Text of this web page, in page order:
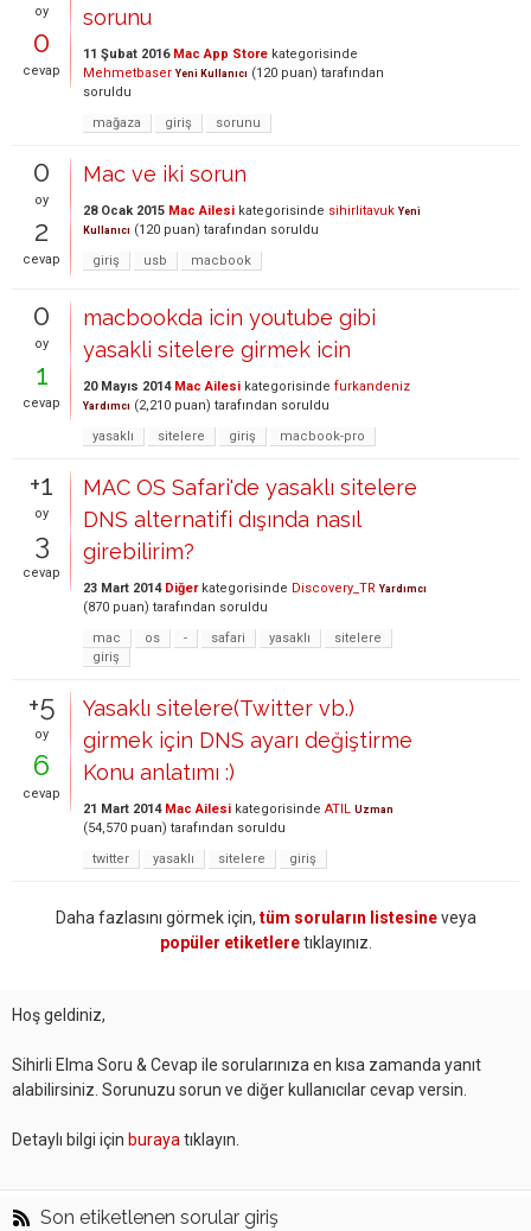
oy
0
cevap
sorunu
11 Şubat 2016 Mac App Store kategorisinde
Mehmetbaser Yeni Kullanıcı (120 puan) tarafından
soruldu
mağaza
giriş sorunu
0
oy
2
cevap
Mac ve iki sorun
28 Ocak 2015 Mac Ailesi kategorisinde sihirlitavuk Yeni
Kullanıcı (120 puan) tarafından soruldu
giriş
usb macbook
0
oy
1
cevap
macbookda icin youtube gibi
yasakli sitelere girmek icin
20 Mayıs 2014 Mac Ailesi kategorisinde furkandeniz
Yardımcı (2,210 puan) tarafından soruldu
yasaklı
sitelere giriş macbook-pro
+1
oy
3
cevap
MAC OS Safari'de yasaklı sitelere
DNS alternatifi dışında nasıl
girebilirim?
23 Mart 2014 Diğerkategorisinde Discovery_TR Yardımcı
(870 puan) tarafından soruldu
mac
os - safari yasaklı
sitelere
giriş
+5
oy
6
cevap
Yasaklı sitelere(Twitter vb.)
girmek için DNS ayarı değiştirme
Konu anlatımı :)
21 Mart 2014 Mac Ailesi kategorisinde ATIL Uzman
(54,570 puan) tarafından soruldu
twitter
yasaklı sitelere giriş
Daha fazlasını görmek için, tüm soruların listesineveya
popüler etiketleretıklayınız.
Hoş geldiniz,
Sihirli Elma Soru & Cevap ile sorularınıza en kısa zamanda yanıt
alabilirsiniz. Sorunuzu sorun ve diğer kullanıcılar cevap versin.
Detaylı bilgi için buraya tıklayın.
Son etiketlenen sorular giriş